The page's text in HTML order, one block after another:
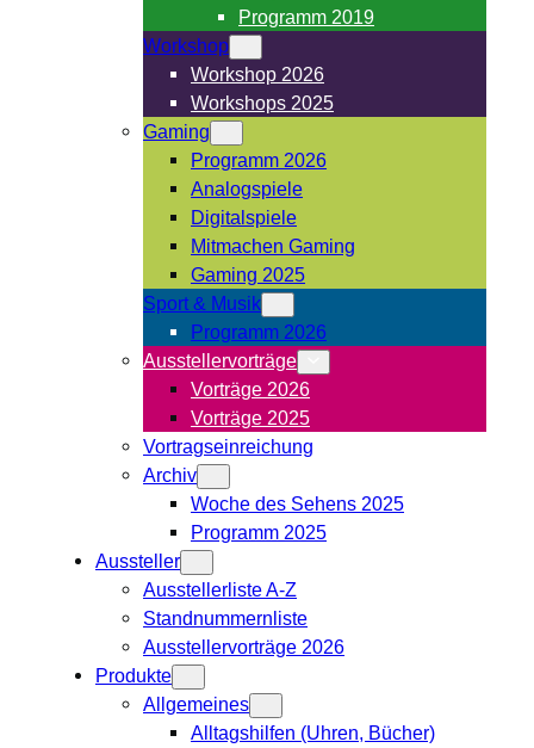
Programm 2019
Workshop
Workshop 2026
Workshops 2025
Gaming
Programm 2026
Analogspiele
Digitalspiele
Mitmachen Gaming
Gaming 2025
Sport & Musik
Programm 2026
Ausstellervorträge
Vorträge 2026
Vorträge 2025
Vortragseinreichung
Archiv
Woche des Sehens 2025
Programm 2025
Aussteller
Ausstellerliste A-Z
Standnummernliste
Ausstellervorträge 2026
Produkte
Allgemeines
Alltagshilfen (Uhren, Bücher)